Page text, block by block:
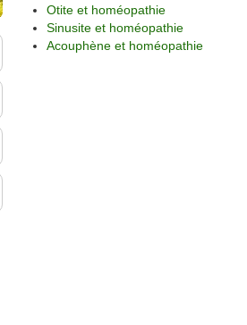
Otite et homéopathie
Sinusite et homéopathie
Acouphène et homéopathie